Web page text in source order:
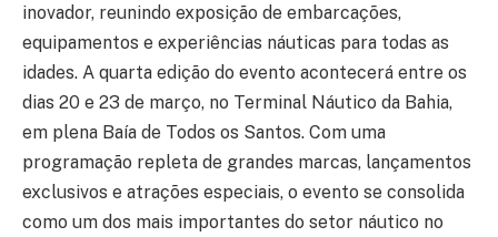
inovador, reunindo exposição de embarcações,
equipamentos e experiências náuticas para todas as
idades. A quarta edição do evento acontecerá entre os
dias 20 e 23 de março, no Terminal Náutico da Bahia,
em plena Baía de Todos os Santos. Com uma
programação repleta de grandes marcas, lançamentos
exclusivos e atrações especiais, o evento se consolida
como um dos mais importantes do setor náutico no